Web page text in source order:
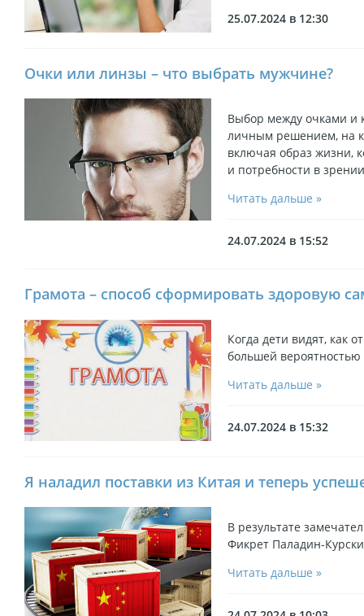
25.07.2024 в 12:30
Очки или линзы – что выбрать мужчине?
Выбор между очками и
личным решением, на
включая образ жизни,
и потребности в
Читать дальше »
24.07.2024 в 15:52
Грамота – способ сформировать здоровую
Когда дети видят, как
большей
Читать дальше »
24.07.2024 в 15:32
Я наладил поставки из Китая и теперь
В результате
Фикрет Паладин-
Читать дальше »